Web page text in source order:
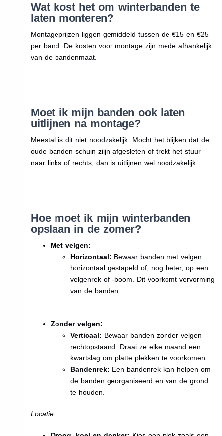
Wat kost het om winterbanden te
laten monteren?
Montageprijzen liggen gemiddeld tussen de €15 en €25
per band. De kosten voor montage zijn mede afhankelijk
van de bandenmaat.
Moet ik mijn banden ook laten
uitlijnen na montage?
Meestal is dit niet noodzakelijk. Mocht het blijken dat de
oude banden schuin ziijn afgesleten of trekt het stuur
naar links of rechts, dan is uitlijnen wel noodzakelijk.
Hoe moet ik mijn winterbanden
opslaan in de zomer?
Met velgen:
Horizontaal: Bewaar banden met velgen
horizontaal gestapeld of, nog beter, op een
velgenrek of -boom. Dit voorkomt vervorming
van de banden.
Zonder velgen:
Verticaal: Bewaar banden zonder velgen
rechtopstaand. Draai ze elke maand een
kwartslag om platte plekken te voorkomen.
Bandenrek: Een bandenrek kan helpen om
de banden georganiseerd en van de grond
te houden.
Locatie: